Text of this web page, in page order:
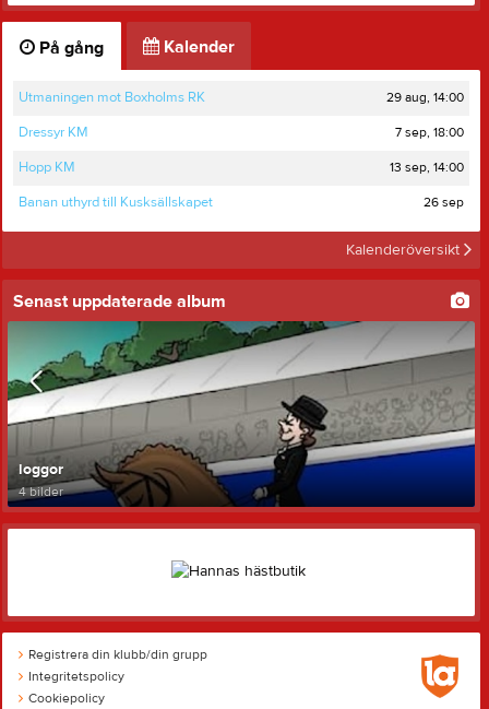
På gång Kalender
Utmaningen mot Boxholms RK 29 aug, 14:00
Dressyr KM 7 sep, 18:00
Hopp KM 13 sep, 14:00
Banan uthyrd till Kusksällskapet 26 sep
Kalenderöversikt
Senast uppdaterade album
loggor
4 bilder
Registrera din klubb/din grupp
Integritetspolicy
Cookiepolicy